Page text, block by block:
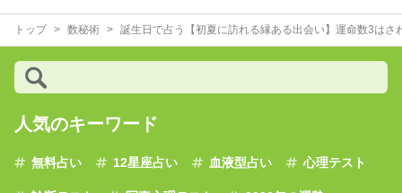
トップ 数秘術 誕生日で占う【初夏に訪れる縁ある出会い】運命数3はさ
人気のキーワード
無料占い 12星座占い 血液型占い 心理テスト